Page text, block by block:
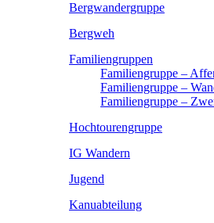
Bergwandergruppe
Bergweh
Familiengruppen
Familiengruppe –
Familiengruppe –
Familiengruppe –
Hochtourengruppe
IG Wandern
Jugend
Kanuabteilung